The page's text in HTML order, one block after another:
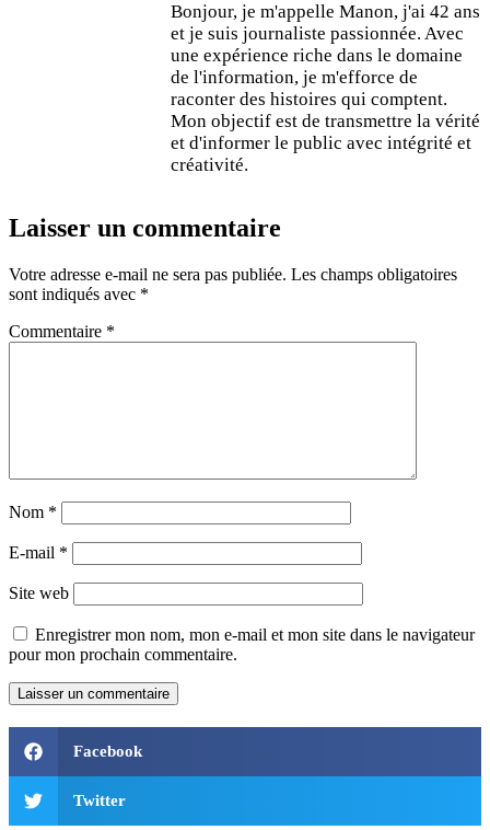
Bonjour, je m'appelle Manon, j'ai 42 ans
et je suis journaliste passionnée. Avec
une expérience riche dans le domaine
de l'information, je m'efforce de
raconter des histoires qui comptent.
Mon objectif est de transmettre la vérité
et d'informer le public avec intégrité et
créativité.
Laisser un commentaire
Votre adresse e-mail ne sera pas publiée. Les champs obligatoires
sont indiqués avec *
Commentaire *
Nom *
E-mail *
Site web
Enregistrer mon nom, mon e-mail et mon site dans le navigateur
pour mon prochain commentaire.
Facebook
Twitter